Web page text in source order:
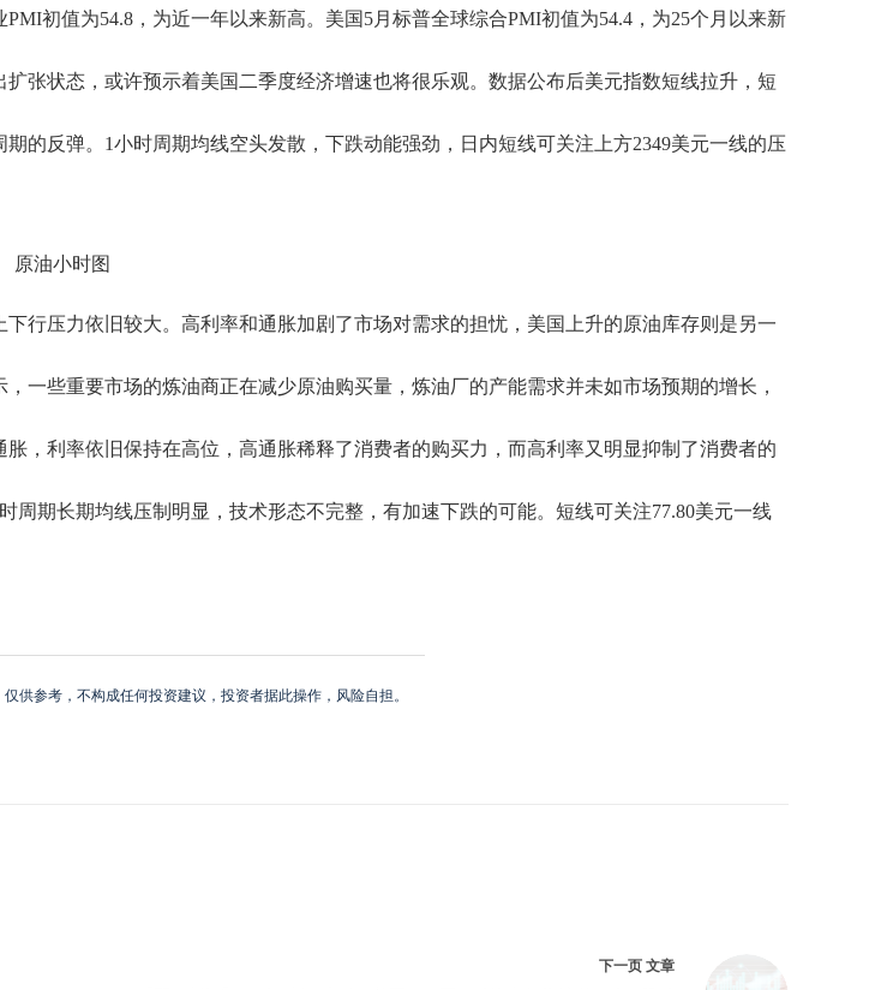
初值为54.8，为近一年以来新高。美国5月标普全球综合PMI初值为54.4，为25个月以来新
张状态，或许预示着美国二季度经济增速也将很乐观。数据公布后美元指数短线拉升，短
的反弹。1小时周期均线空头发散，下跌动能强劲，日内短线可关注上方2349美元一线的压
原油小时图
行压力依旧较大。高利率和通胀加剧了市场对需求的担忧，美国上升的原油库存则是另一
一些重要市场的炼油商正在减少原油购买量，炼油厂的产能需求并未如市场预期的增长，
，利率依旧保持在高位，高通胀稀释了消费者的购买力，而高利率又明显抑制了消费者的
期长期均线压制明显，技术形态不完整，有加速下跌的可能。短线可关注77.80美元一线
供参考，不构成任何投资建议，投资者据此操作，风险自担。
下一页 文章